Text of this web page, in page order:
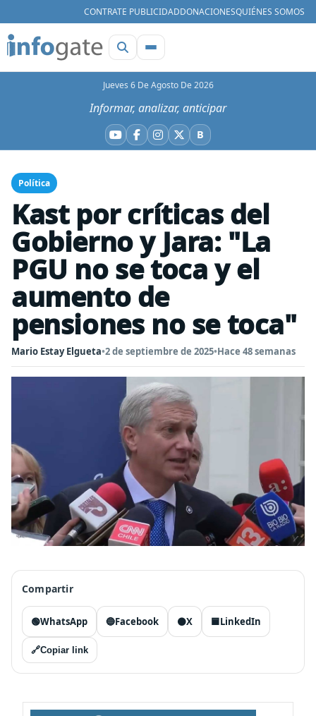
CONTRATE PUBLICIDADDONACIONESQUIÉNES SOMOS
Jueves 6 De Agosto De 2026
Informar, analizar, anticipar
YouTube
Facebook
Instagram
X BBluesky
Política
Kast por críticas del
Gobierno y Jara: "La
PGU no se toca y el
aumento de
pensiones no se toca"
Mario Estay Elgueta•2 de septiembre de 2025•Hace 48 semanas
Compartir
🟢WhatsApp 🔵Facebook ⚫X 🟦LinkedIn
🔗Copiar link